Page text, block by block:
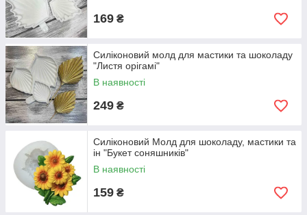
169 ₴
Силіконовий молд для мастики та шоколаду
"Листя орiгамi"
В наявності
249 ₴
Силіконовий Молд для шоколаду, мастики та
ін "Букет соняшників"
В наявності
159 ₴